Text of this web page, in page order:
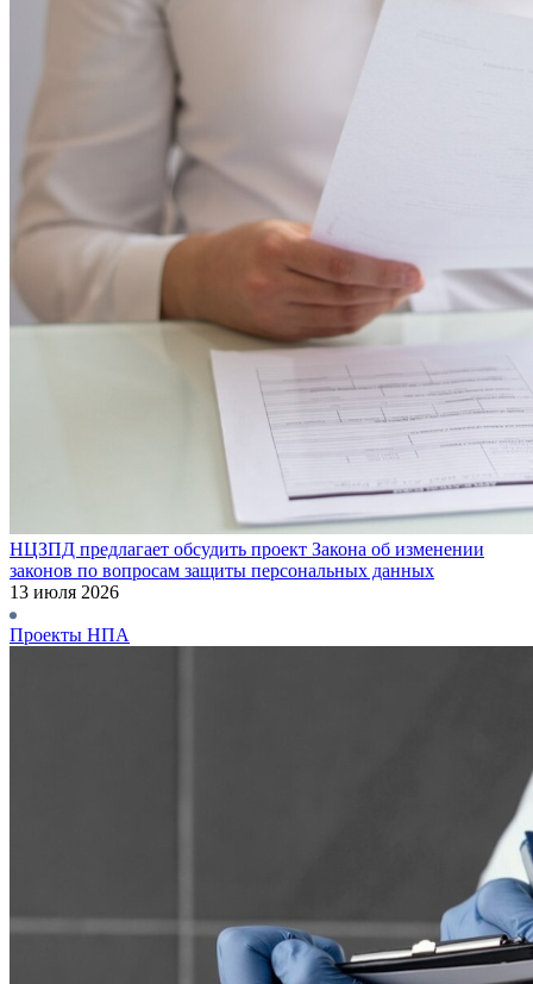
НЦЗПД предлагает обсудить проект Закона об изменении
законов по вопросам защиты персональных данных
13 июля 2026
Проекты НПА